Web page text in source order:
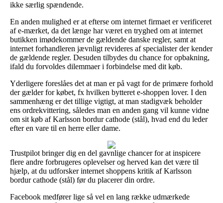
ikke særlig spændende.
En anden mulighed er at efterse om internet firmaet er verificeret
af e-mærket, da det længe har været en tryghed om at internet
butikken imødekommer de gældende danske regler, samt at
internet forhandleren jævnligt revideres af specialister der kender
de gældende regler. Desuden tilbydes du chance for opbakning,
ifald du forvoldes dilemmaer i forbindelse med dit køb.
Yderligere foreslåes det at man er på vagt for de primære forhold
der gælder for købet, fx hvilken bytteret e-shoppen lover. I den
sammenhæng er det tillige vigtigt, at man stadigvæk beholder
ens ordrekvittering, således man en anden gang vil kunne vidne
om sit køb af Karlsson bordur cathode (stål), hvad end du leder
efter en vare til en herre eller dame.
Trustpilot bringer dig en del gavnlige chancer for at inspicere
flere andre forbrugeres oplevelser og herved kan det være til
hjælp, at du udforsker internet shoppens kritik af Karlsson
bordur cathode (stål) før du placerer din ordre.
Facebook medfører lige så vel en lang række udmærkede